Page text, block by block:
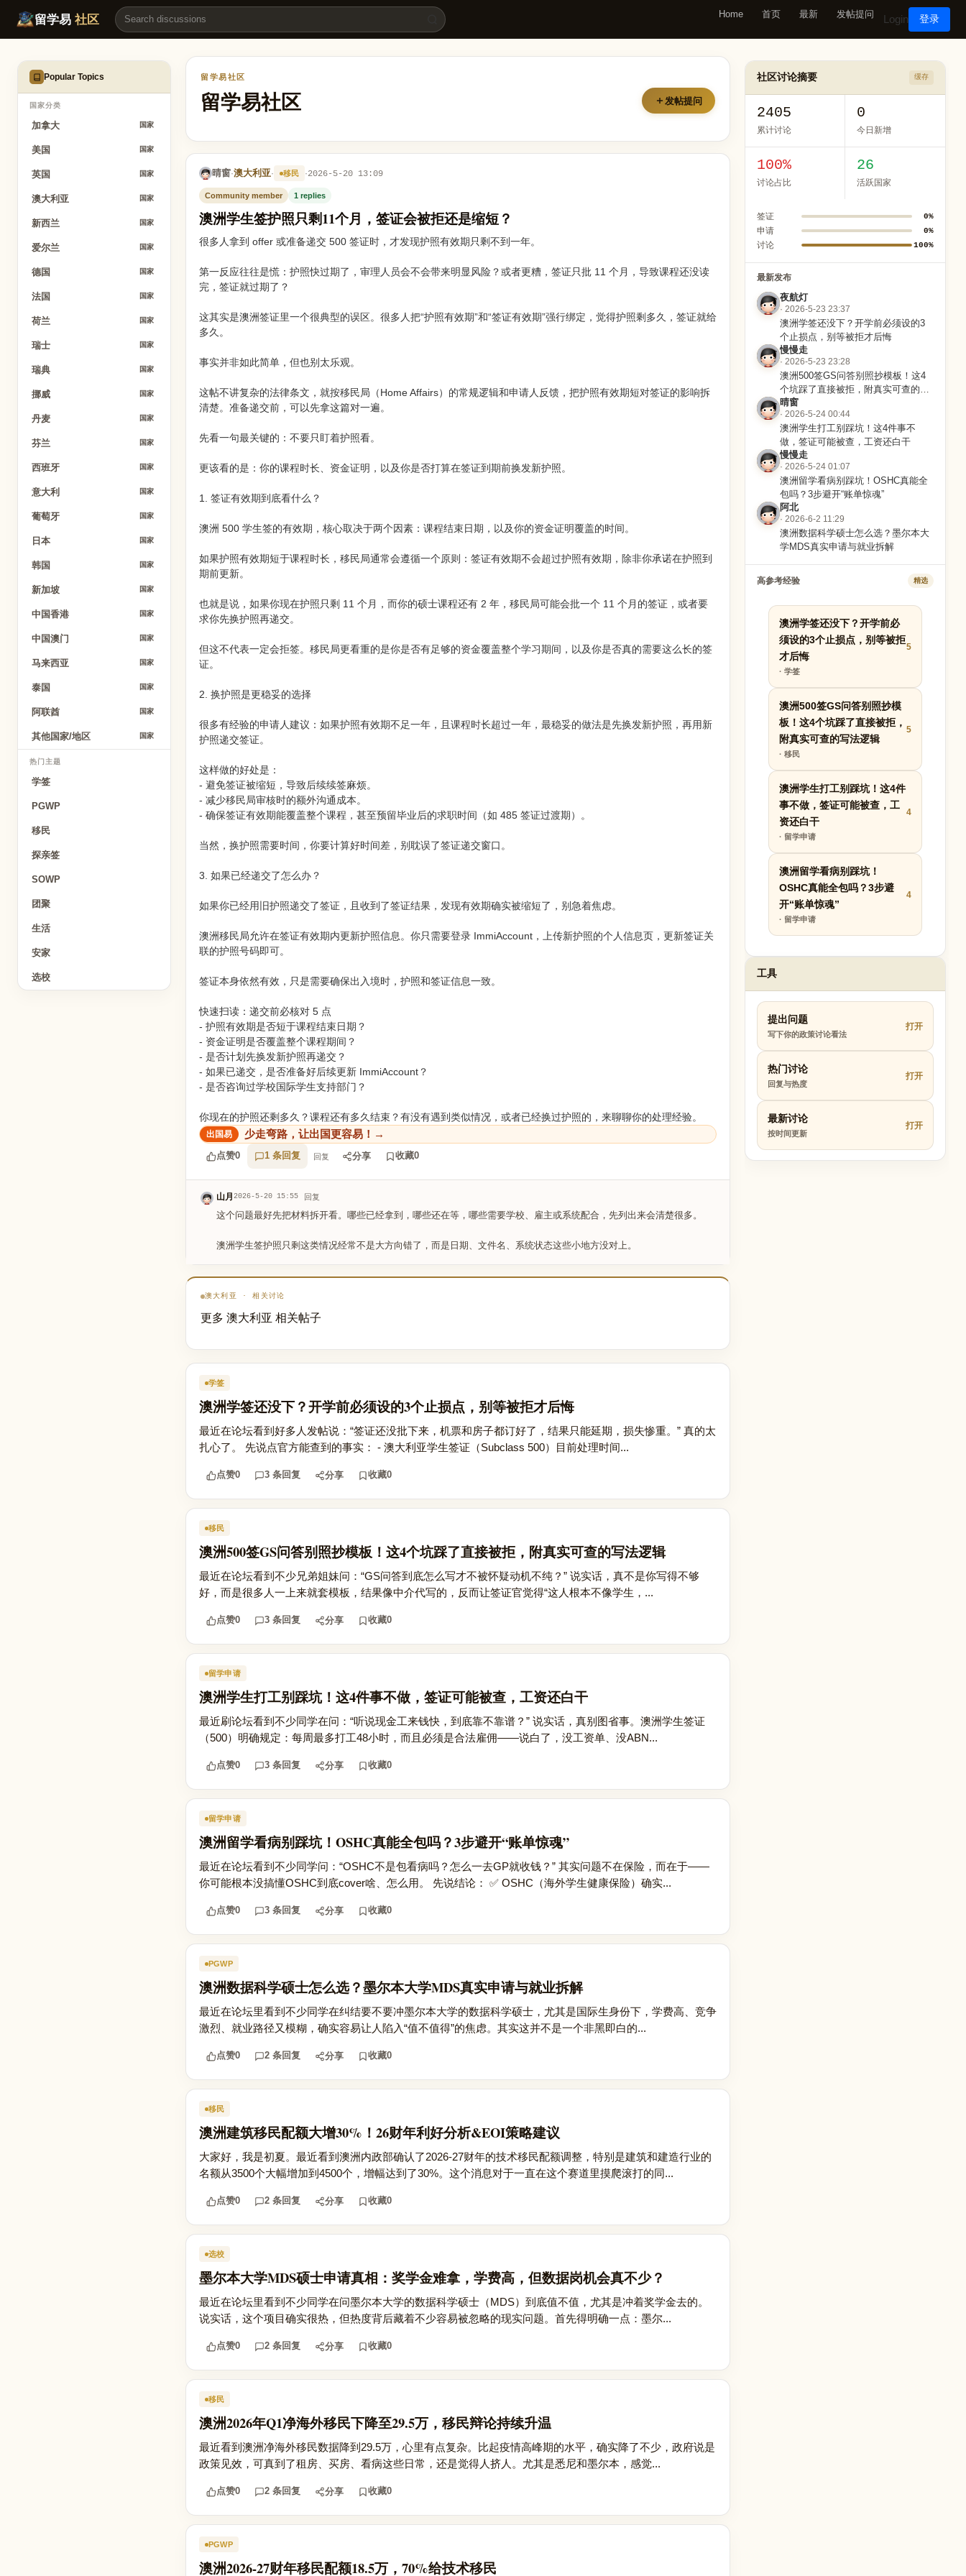
澳洲学生签护照只剩11个月，签证会被拒还是缩短？ | 留学易
留学易 社区 Home 首页 最新 发帖提问 Login 登录
Popular Topics
国家分类
加拿大 国家
美国 国家
英国 国家
澳大利亚 国家
新西兰 国家
爱尔兰 国家
德国 国家
法国 国家
荷兰 国家
瑞士 国家
瑞典 国家
挪威 国家
丹麦 国家
芬兰 国家
西班牙 国家
意大利 国家
葡萄牙 国家
日本 国家
韩国 国家
新加坡 国家
中国香港 国家
中国澳门 国家
马来西亚 国家
泰国 国家
阿联酋 国家
其他国家/地区 国家
热门主题
学签
PGWP
移民
探亲签
SOWP
团聚
生活
安家
选校
留学易社区
留学易社区 发帖提问
晴窗·澳大利亚· 移民 ·2026-5-20 13:09
Community member 1 replies
澳洲学生签护照只剩11个月，签证会被拒还是缩短？
很多人拿到 offer 或准备递交 500 签证时，才发现护照有效期只剩不到一年。
第一反应往往是慌：护照快过期了，审理人员会不会带来明显风险？或者更糟，签证只批 11 个月，导致课程还没读
完，签证就过期了？
这其实是澳洲签证里一个很典型的误区。很多人把“护照有效期”和“签证有效期”强行绑定，觉得护照剩多久，签证就给
多久。
事实并非如此简单，但也别太乐观。
这帖不讲复杂的法律条文，就按移民局（Home Affairs）的常规逻辑和申请人反馈，把护照有效期短对签证的影响拆
清楚。准备递交前，可以先拿这篇对一遍。
先看一句最关键的：不要只盯着护照看。
更该看的是：你的课程时长、资金证明，以及你是否打算在签证到期前换发新护照。
1. 签证有效期到底看什么？
澳洲 500 学生签的有效期，核心取决于两个因素：课程结束日期，以及你的资金证明覆盖的时间。
如果护照有效期短于课程时长，移民局通常会遵循一个原则：签证有效期不会超过护照有效期，除非你承诺在护照到
期前更新。
也就是说，如果你现在护照只剩 11 个月，而你的硕士课程还有 2 年，移民局可能会批一个 11 个月的签证，或者要
求你先换护照再递交。
但这不代表一定会拒签。移民局更看重的是你是否有足够的资金覆盖整个学习期间，以及你是否真的需要这么长的签
证。
2. 换护照是更稳妥的选择
很多有经验的申请人建议：如果护照有效期不足一年，且课程时长超过一年，最稳妥的做法是先换发新护照，再用新
护照递交签证。
这样做的好处是：
- 避免签证被缩短，导致后续续签麻烦。
- 减少移民局审核时的额外沟通成本。
- 确保签证有效期能覆盖整个课程，甚至预留毕业后的求职时间（如 485 签证过渡期）。
当然，换护照需要时间，你要计算好时间差，别耽误了签证递交窗口。
3. 如果已经递交了怎么办？
如果你已经用旧护照递交了签证，且收到了签证结果，发现有效期确实被缩短了，别急着焦虑。
澳洲移民局允许在签证有效期内更新护照信息。你只需要登录 ImmiAccount，上传新护照的个人信息页，更新签证关
联的护照号码即可。
签证本身依然有效，只是需要确保出入境时，护照和签证信息一致。
快速扫读：递交前必核对 5 点
- 护照有效期是否短于课程结束日期？
- 资金证明是否覆盖整个课程期间？
- 是否计划先换发新护照再递交？
- 如果已递交，是否准备好后续更新 ImmiAccount？
- 是否咨询过学校国际学生支持部门？
你现在的护照还剩多久？课程还有多久结束？有没有遇到类似情况，或者已经换过护照的，来聊聊你的处理经验。
少走弯路，让出国更容易！→
点赞0 1 条回复 回复 分享 收藏0
山月 2026-5-20 15:55 回复
这个问题最好先把材料拆开看。哪些已经拿到，哪些还在等，哪些需要学校、雇主或系统配合，先列出来会清楚很多。
澳洲学生签护照只剩这类情况经常不是大方向错了，而是日期、文件名、系统状态这些小地方没对上。
澳大利亚 · 相关讨论
更多 澳大利亚 相关帖子
学签
澳洲学签还没下？开学前必须设的3个止损点，别等被拒才后悔
最近在论坛看到好多人发帖说：“签证还没批下来，机票和房子都订好了，结果只能延期，损失惨重。” 真的太
扎心了。 先说点官方能查到的事实： - 澳大利亚学生签证（Subclass 500）目前处理时间...
点赞0 3 条回复 分享 收藏0
移民
澳洲500签GS问答别照抄模板！这4个坑踩了直接被拒，附真实可查的写法逻辑
最近在论坛看到不少兄弟姐妹问：“GS问答到底怎么写才不被怀疑动机不纯？” 说实话，真不是你写得不够
好，而是很多人一上来就套模板，结果像中介代写的，反而让签证官觉得“这人根本不像学生，...
点赞0 3 条回复 分享 收藏0
留学申请
澳洲学生打工别踩坑！这4件事不做，签证可能被查，工资还白干
最近刷论坛看到不少同学在问：“听说现金工来钱快，到底靠不靠谱？” 说实话，真别图省事。澳洲学生签证
（500）明确规定：每周最多打工48小时，而且必须是合法雇佣——说白了，没工资单、没ABN...
点赞0 3 条回复 分享 收藏0
留学申请
澳洲留学看病别踩坑！OSHC真能全包吗？3步避开“账单惊魂”
最近在论坛看到不少同学问：“OSHC不是包看病吗？怎么一去GP就收钱？” 其实问题不在保险，而在于——
你可能根本没搞懂OSHC到底cover啥、怎么用。 先说结论： ✅ OSHC（海外学生健康保险）确实...
点赞0 3 条回复 分享 收藏0
PGWP
澳洲数据科学硕士怎么选？墨尔本大学MDS真实申请与就业拆解
最近在论坛里看到不少同学在纠结要不要冲墨尔本大学的数据科学硕士，尤其是国际生身份下，学费高、竞争
激烈、就业路径又模糊，确实容易让人陷入“值不值得”的焦虑。其实这并不是一个非黑即白的...
点赞0 2 条回复 分享 收藏0
移民
澳洲建筑移民配额大增30%！26财年利好分析&EOI策略建议
大家好，我是初夏。最近看到澳洲内政部确认了2026-27财年的技术移民配额调整，特别是建筑和建造行业的
名额从3500个大幅增加到4500个，增幅达到了30%。这个消息对于一直在这个赛道里摸爬滚打的同...
点赞0 2 条回复 分享 收藏0
选校
墨尔本大学MDS硕士申请真相：奖学金难拿，学费高，但数据岗机会真不少？
最近在论坛里看到不少同学在问墨尔本大学的数据科学硕士（MDS）到底值不值，尤其是冲着奖学金去的。
说实话，这个项目确实很热，但热度背后藏着不少容易被忽略的现实问题。首先得明确一点：墨尔...
点赞0 2 条回复 分享 收藏0
移民
澳洲2026年Q1净海外移民下降至29.5万，移民辩论持续升温
最近看到澳洲净海外移民数据降到29.5万，心里有点复杂。比起疫情高峰期的水平，确实降了不少，政府说是
政策见效，可真到了租房、买房、看病这些日常，还是觉得人挤人。尤其是悉尼和墨尔本，感觉...
点赞0 2 条回复 分享 收藏0
PGWP
澳洲2026-27财年移民配额18.5万，70%给技术移民
社区讨论摘要 缓存
2405
累计讨论
0
今日新增
100%
讨论占比
26
活跃国家
签证 0%
申请 0%
讨论 100%
最新发布
夜航灯
· 2026-5-23 23:37
澳洲学签还没下？开学前必须设的3
个止损点，别等被拒才后悔
慢慢走
· 2026-5-23 23:28
澳洲500签GS问答别照抄模板！这4
个坑踩了直接被拒，附真实可查的写
法逻辑
晴窗
· 2026-5-24 00:44
澳洲学生打工别踩坑！这4件事不
做，签证可能被查，工资还白干
慢慢走
· 2026-5-24 01:07
澳洲留学看病别踩坑！OSHC真能全
包吗？3步避开“账单惊魂”
阿北
· 2026-6-2 11:29
澳洲数据科学硕士怎么选？墨尔本大
学MDS真实申请与就业拆解
高参考经验 精选
澳洲学签还没下？开学前必
须设的3个止损点，别等被拒
才后悔
· 学签
5
澳洲500签GS问答别照抄模
板！这4个坑踩了直接被拒，
附真实可查的写法逻辑
· 移民
5
澳洲学生打工别踩坑！这4件
事不做，签证可能被查，工
资还白干
· 留学申请
4
澳洲留学看病别踩坑！
OSHC真能全包吗？3步避
开“账单惊魂”
· 留学申请
4
工具
提出问题
写下你的政策讨论看法
打开
热门讨论
回复与热度
打开
最新讨论
按时间更新
打开